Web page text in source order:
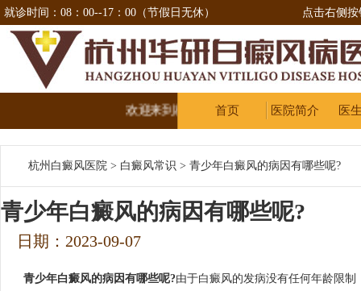
就诊时间：08：00--17：00（节假日无休） 点击右侧
首页 医院简介 医
欢迎来到杭州华研治疗白癜风医院
杭州白癜风医院 > 白癜风常识 > 青少年白癜风的病因有哪些呢?
青少年白癜风的病因有哪些呢?
日期：2023-09-07
青少年白癜风的病因有哪些呢?由于白癜风的发病没有任何年龄限